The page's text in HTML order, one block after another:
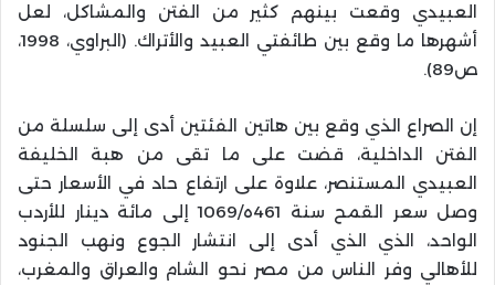
العبيدي وقعت بينهم كثير من الفتن والمشاكل، لعل
أشهرها ما وقع بين طائفتي العبيد والأتراك. (البراوي، 1998،
ص89).
إن الصراع الذي وقع بين هاتين الفئتين أدى إلى سلسلة من
الفتن الداخلية، قضت على ما تقى من هبة الخليفة
العبيدي المستنصر، علاوة على ارتفاع حاد في الأسعار حتى
وصل سعر القمح سنة 461ه/1069 إلى مائة دينار للأردب
الواحد، الذي الذي أدى إلى انتشار الجوع ونهب الجنود
للأهالي وفر الناس من مصر نحو الشام والعراق والمغرب،